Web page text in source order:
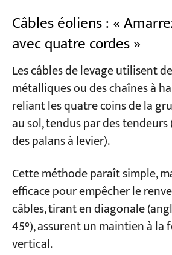
Câbles éoliens : «
avec quatre cordes »
Les câbles de levage utilisent
métalliques ou des chaînes à
reliant les quatre coins de la
au sol, tendus par des
des palans à levier).
Cette méthode paraît simple,
efficace pour empêcher le
câbles, tirant en diagonale
45°), assurent un maintien à
vertical.